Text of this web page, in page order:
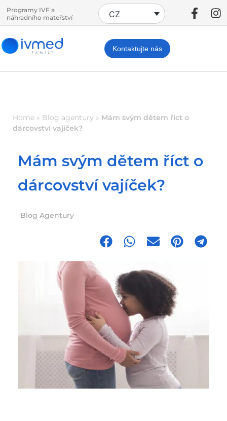
Programy IVF a
náhradního mateřství
CZ
Kontaktujte nás
Home » Blog agentury » Mám svým dětem říct o
dárcovství vajíček?
Mám svým dětem říct o
dárcovství vajíček?
Blog Agentury